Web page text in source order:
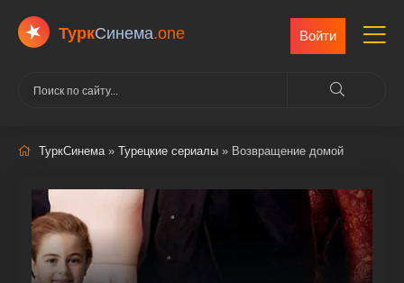
ТуркCинема.one Войти
ТуркСинема» Турецкие сериалы » Возвращение домой